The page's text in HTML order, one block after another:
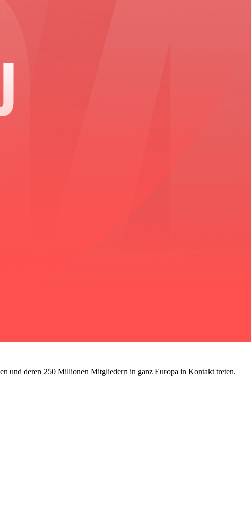
und deren 250 Millionen Mitgliedern in ganz Europa in Kontakt treten.